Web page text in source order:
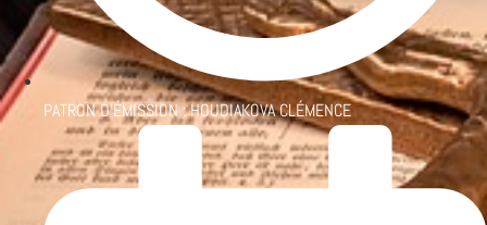
PATRON D'ÉMISSION :HOUDIAKOVA CLÉMENCE